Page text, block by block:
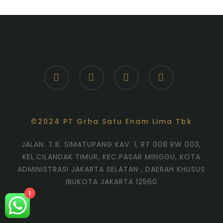
facebookyoutube instagramwhatsapp
©2024 PT Grha Satu Enam Lima Tbk
JALAN. T.B. SIMATUPANG KAV. 1, RT 008 RW 003,
KEL.CILANDAK TIMUR, KEC.PASAR MINGGU, KOTA
ADMINISTRASI JAKARTA SELATAN , DAERAH KHUSUS
IBUKOTA JAKARTA 12560
1